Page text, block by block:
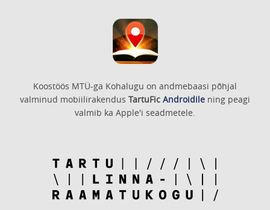
Koostöös MTÜ-ga Kohalugu on andmebaasi põhjal
valminud mobiilirakendus TartuFic Androidile ning peagi
valmib ka Apple'i seadmetele.